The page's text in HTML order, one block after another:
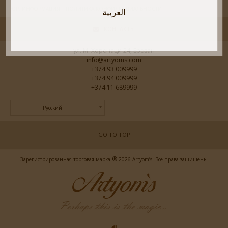
ЮР. ИНФОРМАЦИЯ | ПОЛИТИКА КОНФИДЕНЦИАЛЬНОСТИ
ул. М. Хоренаци 24, Ереван
info@artyoms.com
+374 93 009999
+374 94 009999
+374 11 689999
Русский
GO TO TOP
Зарегистрированная торговая марка ® 2026 Artyom’s. Все права защищены
العربية